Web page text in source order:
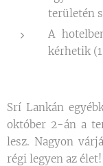
területén
A
kérhetik
Srí Lankán
október 2-án a
lesz. Nagyon
régi legyen az élet!